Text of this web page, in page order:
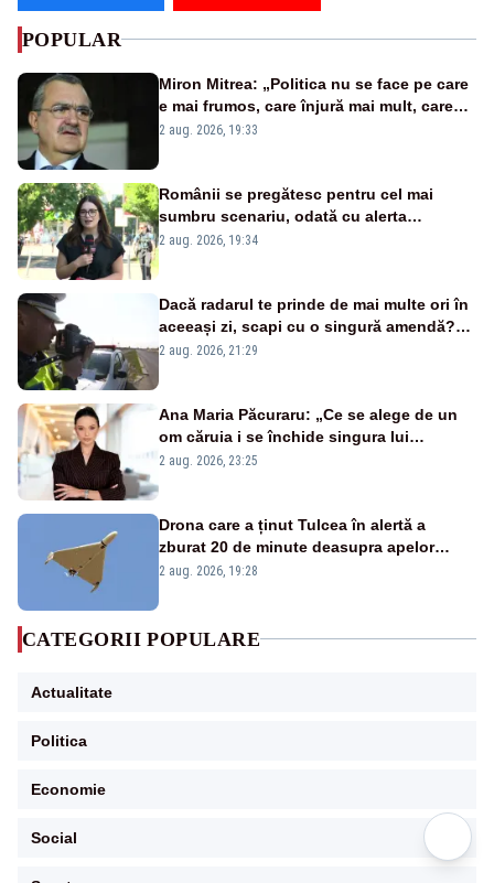
POPULAR
Miron Mitrea: „Politica nu se face pe care
e mai frumos, care înjură mai mult, care
țipă mai tare, ci pe proiecte”
2 aug. 2026, 19:33
Românii se pregătesc pentru cel mai
sumbru scenariu, odată cu alerta
energetică
2 aug. 2026, 19:34
Dacă radarul te prinde de mai multe ori în
aceeași zi, scapi cu o singură amendă?
Ce spune legea
2 aug. 2026, 21:29
Ana Maria Păcuraru: „Ce se alege de un
om căruia i se închide singura lui
portiță?”
2 aug. 2026, 23:25
Drona care a ținut Tulcea în alertă a
zburat 20 de minute deasupra apelor
României. Au fost ridicate două F-16
2 aug. 2026, 19:28
CATEGORII POPULARE
Actualitate
Politica
Economie
Social